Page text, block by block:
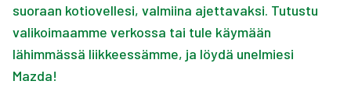
suoraan kotiovellesi, valmiina ajettavaksi. Tutustu
valikoimaamme verkossa tai tule käymään
lähimmässä liikkeessämme, ja löydä unelmiesi
Mazda!